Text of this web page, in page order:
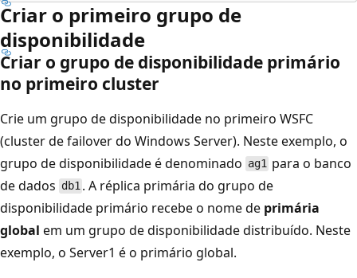
Criar o primeiro grupo de
disponibilidade
Criar o grupo de disponibilidade primário
no primeiro cluster
Crie um grupo de disponibilidade no primeiro WSFC
(cluster de failover do Windows Server). Neste exemplo, o
grupo de disponibilidade é denominado ag1 para o banco
de dados db1 . A réplica primária do grupo de
disponibilidade primário recebe o nome de primária
global em um grupo de disponibilidade distribuído. Neste
exemplo, o Server1 é o primário global.